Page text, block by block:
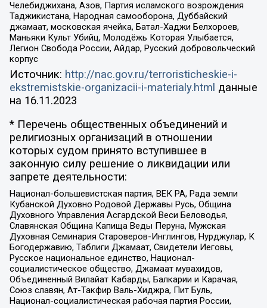
Челебиджихана, Азов, Партия исламского возрождения
Таджикистана, Народная самооборона, Дуббайский
джамаат, московская ячейка, Батал-Хаджи Белхороев,
Маньяки Культ Убийц, Молодёжь Которая Улыбается,
Легион Свобода России, Айдар, Русский добровольческий
корпус
Источник: http://nac.gov.ru/terroristicheskie-i-
ekstremistskie-organizacii-i-materialy.html данные
на 16.11.2023
* Перечень общественных объединений и
религиозных организаций в отношении
которых судом принято вступившее в
законную силу решение о ликвидации или
запрете деятельности:
Национал-большевистская партия, ВЕК РА, Рада земли
Кубанской Духовно Родовой Державы Русь, Община
Духовного Управления Асгардской Веси Беловодья,
Славянская Община Капища Веды Перуна, Мужская
Духовная Семинария Староверов-Инглингов, Нурджулар, К
Богодержавию, Таблиги Джамаат, Свидетели Иеговы,
Русское национальное единство, Национал-
социалистическое общество, Джамаат мувахидов,
Объединенный Вилайат Кабарды, Балкарии и Карачая,
Союз славян, Ат-Такфир Валь-Хиджра, Пит Буль,
Национал-социалистическая рабочая партия России,